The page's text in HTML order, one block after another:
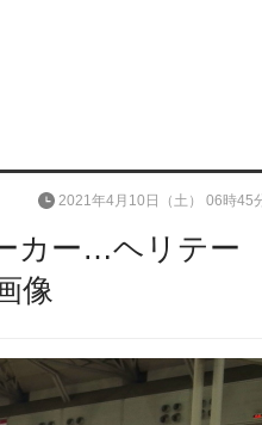
カー…ヘリテー
像
2021年4月10日（土） 06時45